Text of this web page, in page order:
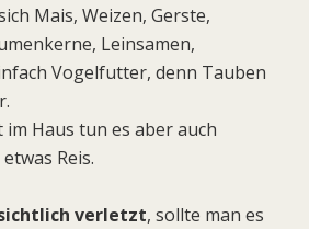
Mais, Weizen, Gerste,
Leinsamen,
Vogelfutter, denn Tauben
im Haus tun es aber auch
Reis.
verletzt, sollte man es